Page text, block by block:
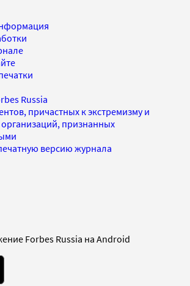
Russia
причастных к экстремизму и
признанных
версию журнала
Forbes Russia на Android